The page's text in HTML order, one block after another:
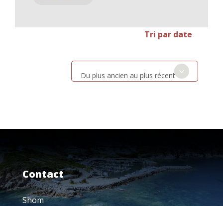
Tri par date
Du plus ancien au plus récent
Contact
Shom